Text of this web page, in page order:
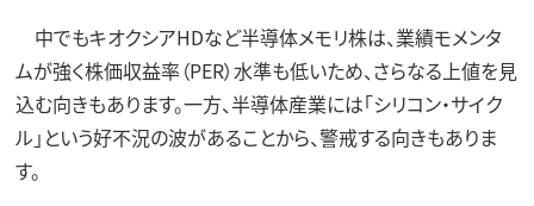
中でもキオクシアHDなど半導体メモリ株は、業績モメンタ
ムが強く株価収益率（PER）水準も低いため、さらなる上値を見
込む向きもあります。一方、半導体産業には「シリコン・サイク
ル」という好不況の波があることから、警戒する向きもありま
す。